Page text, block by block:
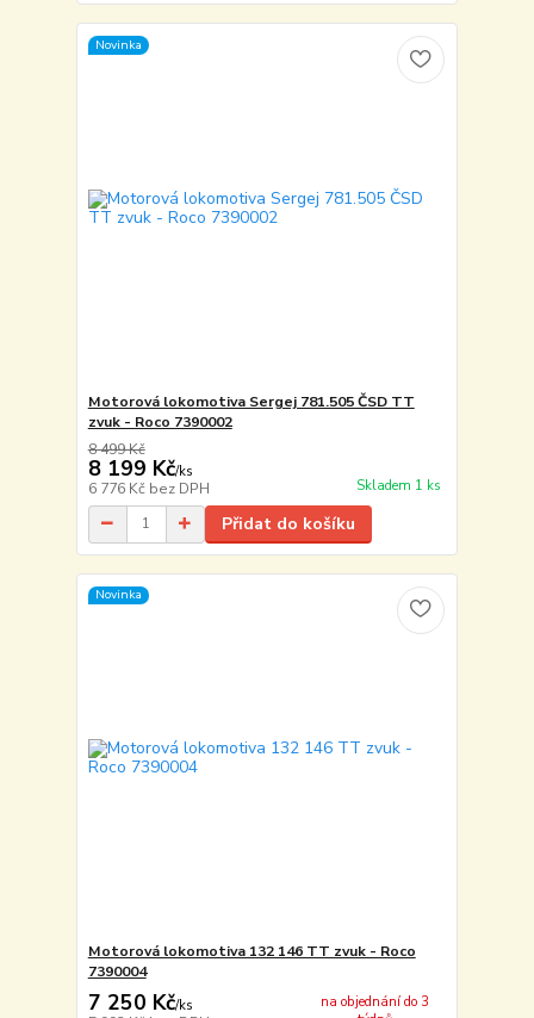
Novinka
Motorová lokomotiva Sergej 781.505 ČSD TT
zvuk - Roco 7390002
8 499 Kč
8 199 Kč/ks
6 776 Kč bez DPH Skladem 1 ks
Přidat do košíku
Novinka
Motorová lokomotiva 132 146 TT zvuk - Roco
7390004
7 250 Kč/ks
na objednání do 3